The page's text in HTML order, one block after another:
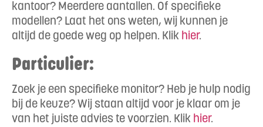
kantoor? Meerdere aantallen. Of specifieke
modellen? Laat het ons weten, wij kunnen je
altijd de goede weg op helpen. Klik hier.
Particulier:
Zoek je een specifieke monitor? Heb je hulp nodig
bij de keuze? Wij staan altijd voor je klaar om je
van het juiste advies te voorzien. Klik hier.